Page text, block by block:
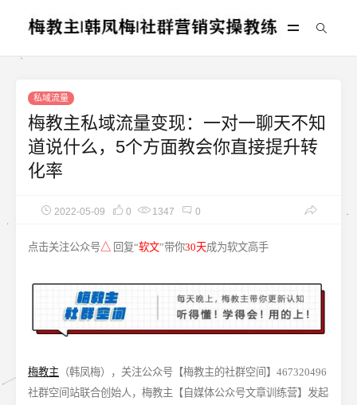
私域流量
梅教主私域流量变现：一对一聊天不知
道说什么，5个方面教会你直接提升转
化率
2022-05-09 0 1347 0
点击关注公众号△ 回复“软文”带你30天成为软文高手
梅教主 （韩凤梅），关注公众号【梅教主的社群空间】467320496
社群空间站联合创始人，梅教主【自媒体公众号文章训练营】发起